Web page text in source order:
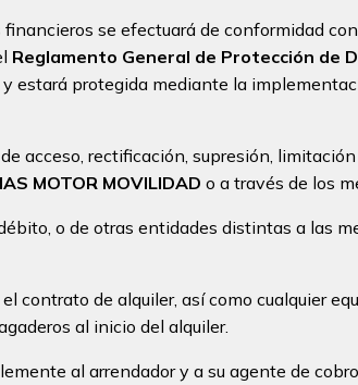
se efectuará de conformidad
Reglamento General de Protección de
estará protegida mediante la
acceso, rectificación, supresión,
MOTOR MOVILIDAD o a través de los
o de otras entidades distintas a las
contrato de alquiler, así como cualquier
al inicio del alquiler.
al arrendador y a su agente de